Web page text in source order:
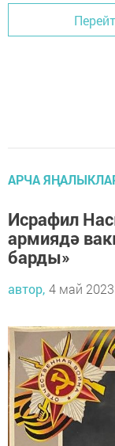
АРЧА
Исрафил
армиядә
барды»
автор, 4 май